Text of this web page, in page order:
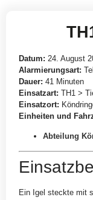
Datum: 24. August
Alarmierungsart:
Dauer: 41 Minuten
Einsatzart: TH1 >
Einsatzort:
Einheiten und
Abteilung
Ein Igel steckte mit